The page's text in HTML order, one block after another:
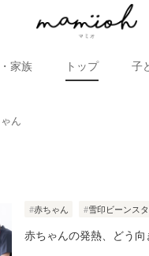
家族 トップ 子
ん
赤ちゃん 雪印ビーンス
赤ちゃんの発熱、どう向